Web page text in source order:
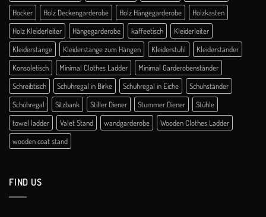
Hocker
Holz Deckengarderobe Holz Hängegarderobe
Holzkasten
Holz Kleiderleiter
Hängegarderobe kaffeetisch
Kleiderleiter
Kleiderstange
Kleiderstange zum Hängen Kleiderstuhl
Kleiderständer
Konsoletisch
Minimal Clothes Ladder
Minimal Garderobenständer
Schreibtisch
Schuhregal in Birke Schuhregal in Eiche
Schuhständer
Schühregal
Sitzbank Stiller Diener Stummer Diener
Stühle
towel ladder
Valet Stand wandgarderobe
Wooden Clothes Ladder
wooden coat stand
FIND US